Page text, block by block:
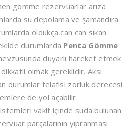
gömme rezervuarlar arıza
su depolama ve şamandıra
oldukça can can sıkan
durumlarda Penta Gömme
duyarlı hareket etmek
olmak gereklidir. Aksi
durumlar telafisi zorluk derecesi
de yol açabilir.
vakit içinde suda bulunan
parçalarının yıpranması